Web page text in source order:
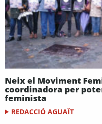
Neix el Moviment
coordinadora per
feminista
REDACCIÓ AGUAÏT